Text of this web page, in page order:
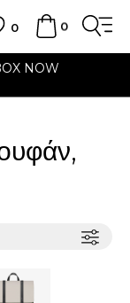
0
0
NOW